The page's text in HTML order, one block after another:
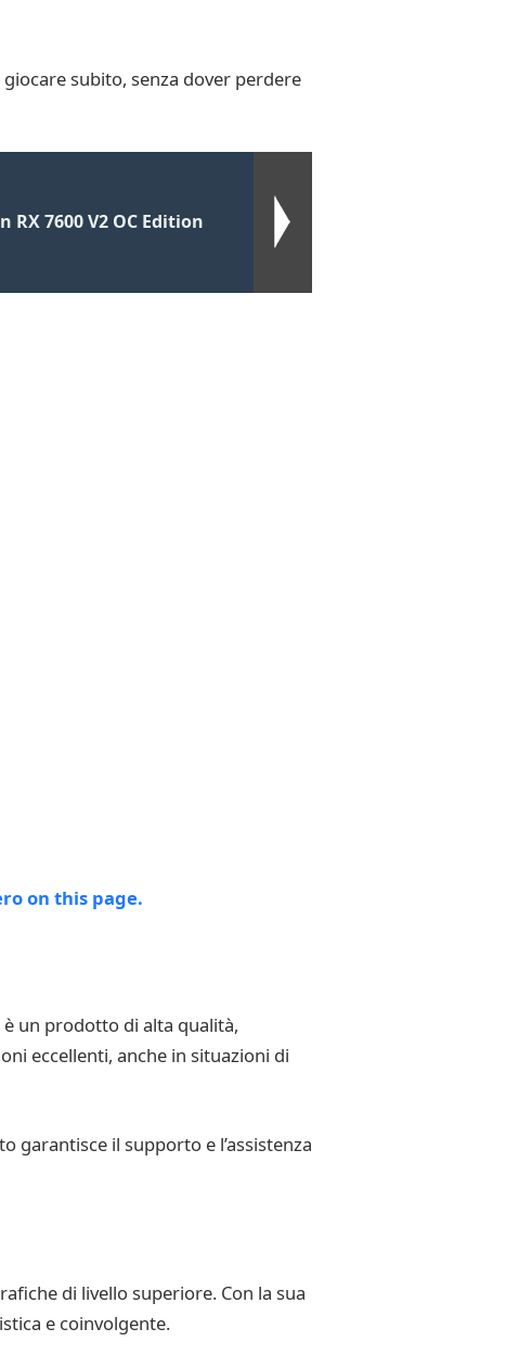
subito, senza dover perdere
RX 7600 V2 OC Edition
è un prodotto di alta qualità,
eccellenti, anche in situazioni di
garantisce il supporto e l’assistenza
di livello superiore. Con la sua
e coinvolgente.